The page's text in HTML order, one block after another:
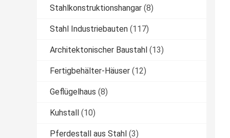
Stahlkonstruktionshangar (8)
Stahl Industriebauten (117)
Architektonischer Baustahl (13)
Fertigbehälter-Häuser (12)
Geflügelhaus (8)
Kuhstall (10)
Pferdestall aus Stahl (3)